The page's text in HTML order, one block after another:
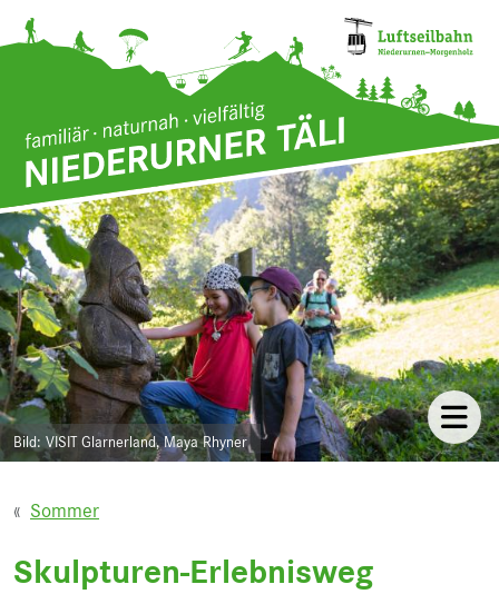
Direkt zum Inhalt
Bild VISIT Glarnerland, Maya Rhyner
Sommer
Skulpturen-Erlebnisweg